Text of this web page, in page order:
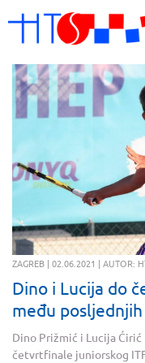
ZAGREB | 02.06.2021 | AUTOR:
Dino i Lucija do
među
Dino Prižmić i Lucija
četvrtfinale juniorskog